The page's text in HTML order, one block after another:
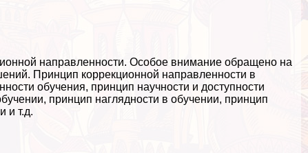
направленности. Особое внимание обращено на
Принцип коррекционной направленности в
обучения, принцип научности и доступности
принцип наглядности в обучении, принцип
и т.д.